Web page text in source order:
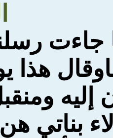
جاءت
وقال هذا
إليه ومن
بناتي